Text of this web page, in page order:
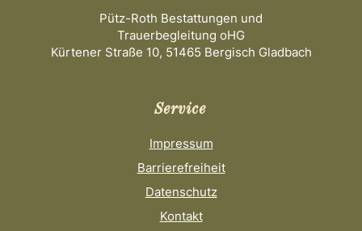
Pütz-Roth Bestattungen und
Trauerbegleitung oHG
Kürtener Straße 10, 51465 Bergisch Gladbach
Service
Impressum
Barrierefreiheit
Datenschutz
Kontakt